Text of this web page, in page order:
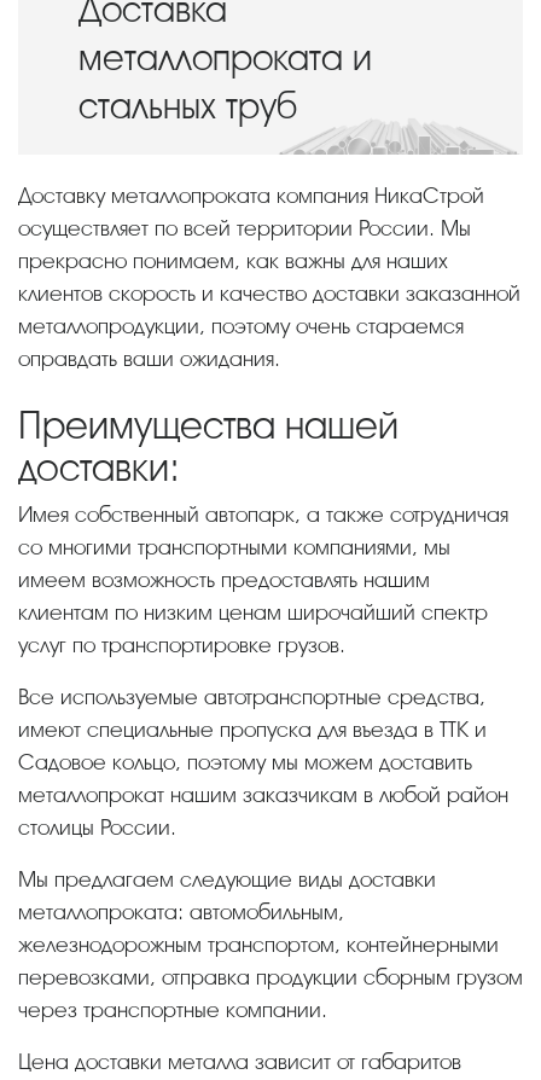
Доставка
металлопроката и
стальных труб
Доставку металлопроката компания НикаСтрой
осуществляет по всей территории России. Мы
прекрасно понимаем, как важны для наших
клиентов скорость и качество доставки заказанной
металлопродукции, поэтому очень стараемся
оправдать ваши ожидания.
Преимущества нашей
доставки:
Имея собственный автопарк, а также сотрудничая
со многими транспортными компаниями, мы
имеем возможность предоставлять нашим
клиентам по низким ценам широчайший спектр
услуг по транспортировке грузов.
Все используемые автотранспортные средства,
имеют специальные пропуска для въезда в ТТК и
Садовое кольцо, поэтому мы можем доставить
металлопрокат нашим заказчикам в любой район
столицы России.
Мы предлагаем следующие виды доставки
металлопроката: автомобильным,
железнодорожным транспортом, контейнерными
перевозками, отправка продукции сборным грузом
через транспортные компании.
Цена доставки металла зависит от габаритов